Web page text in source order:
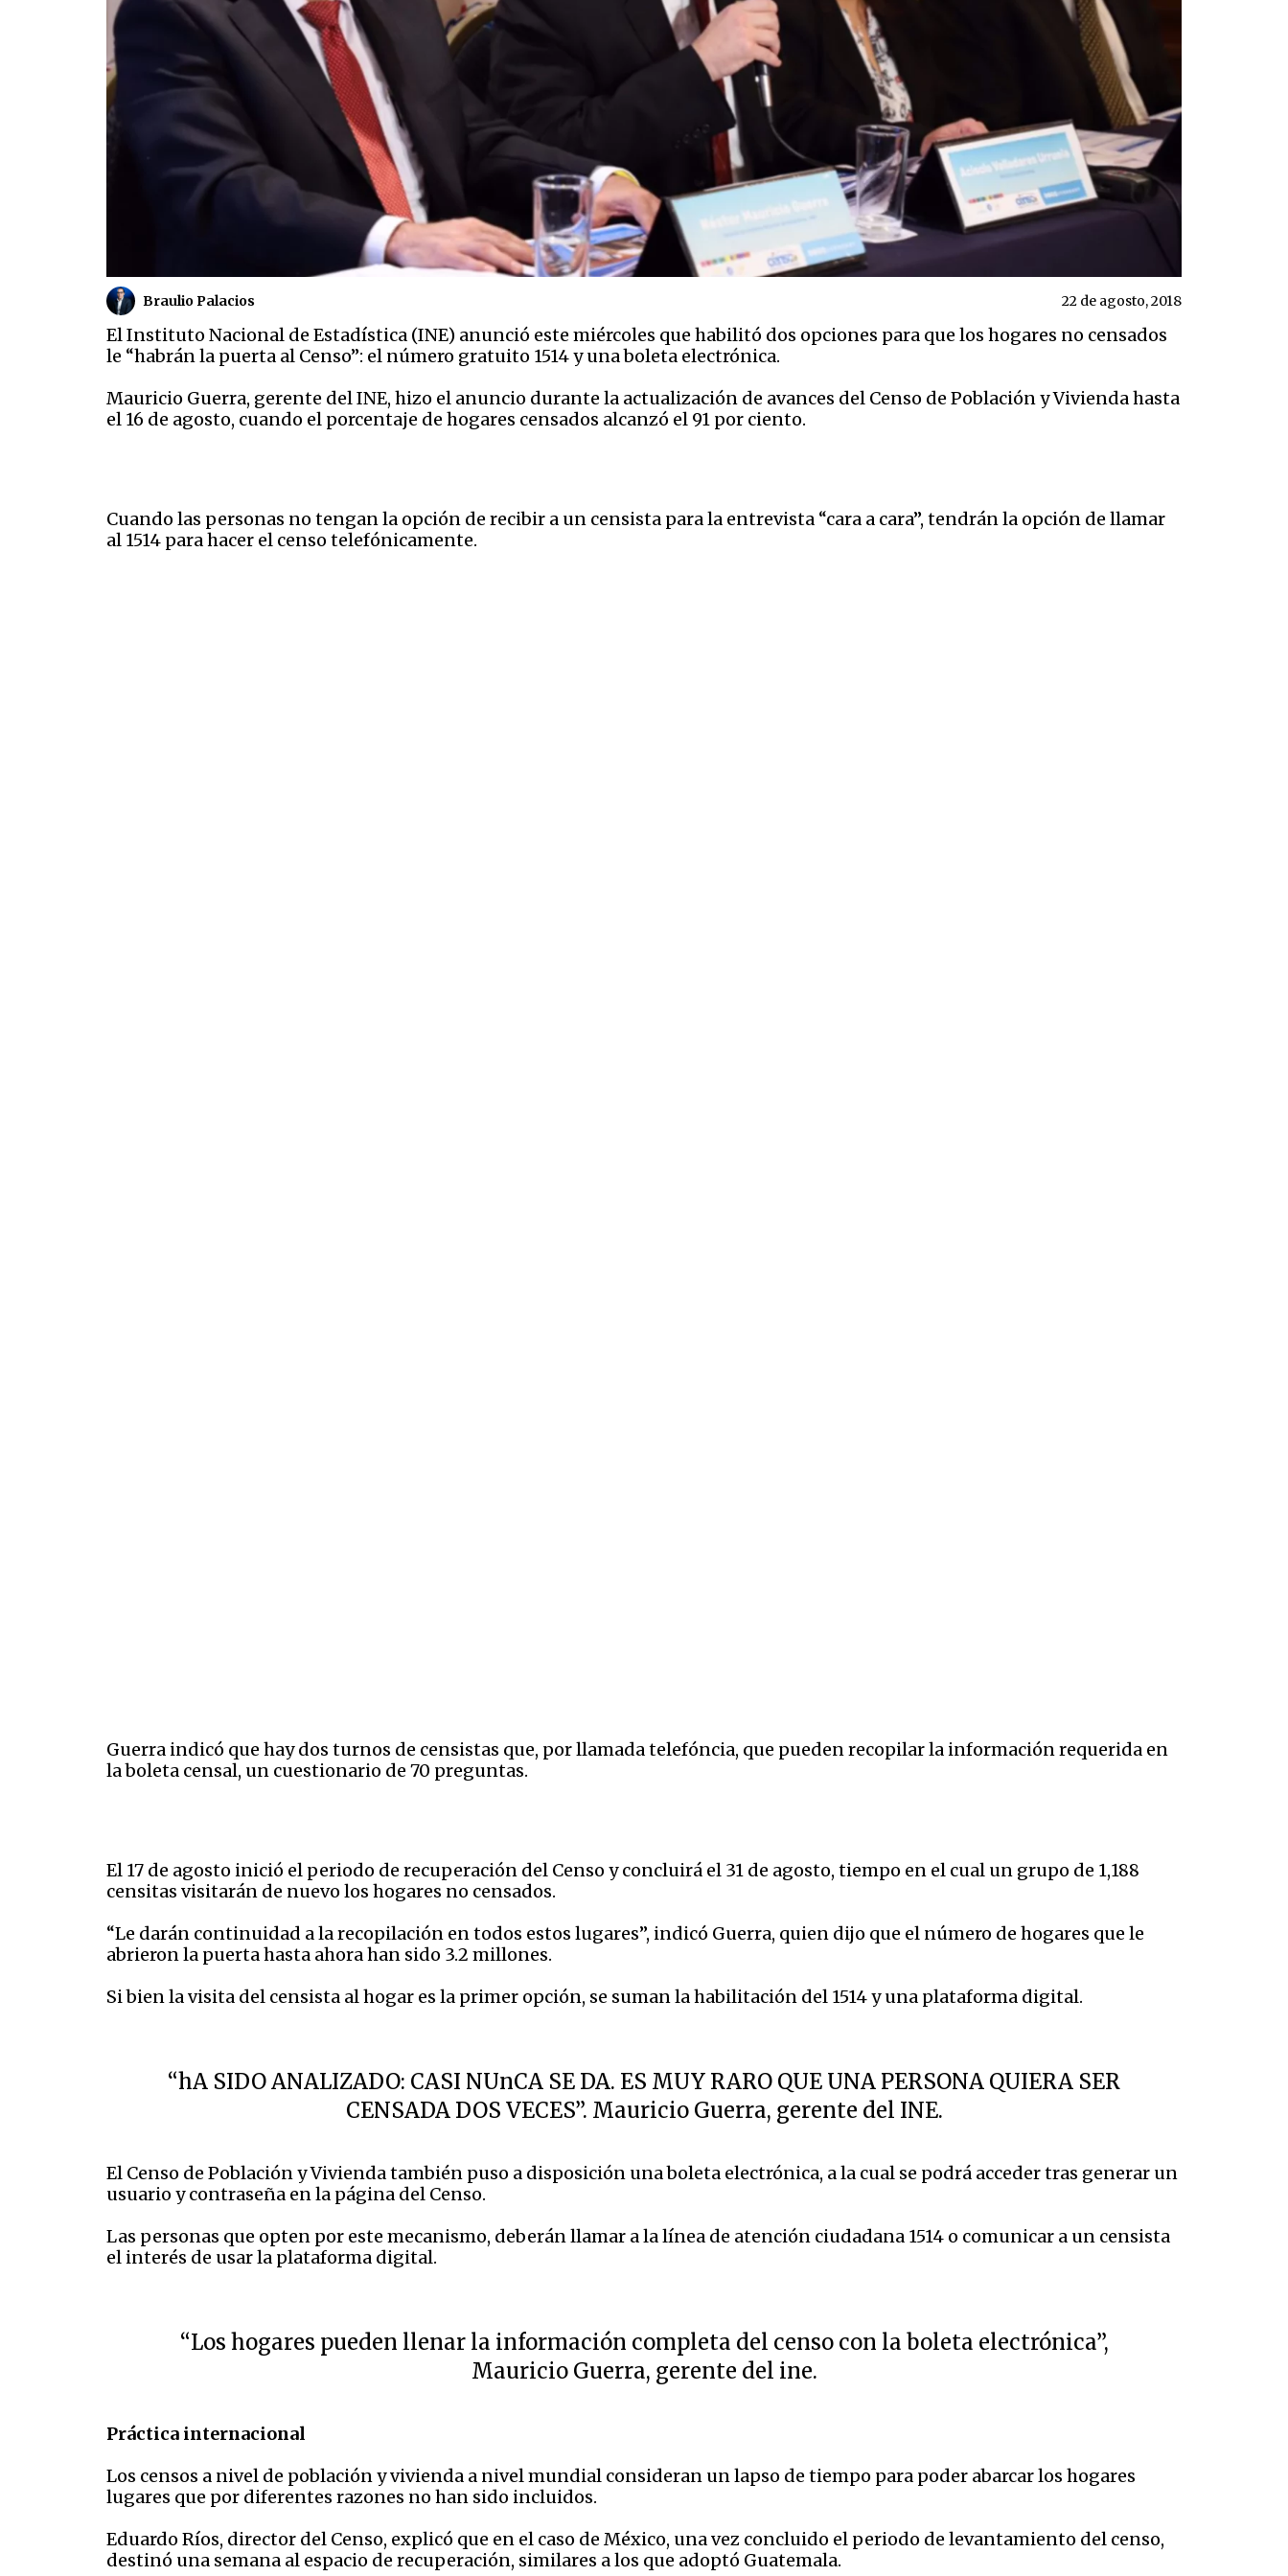
Braulio Palacios 22 de agosto, 2018
El Instituto Nacional de Estadística (INE) anunció este miércoles que habilitó dos opciones para que los hogares no censados
le “habrán la puerta al Censo”: el número gratuito 1514 y una boleta electrónica.
Mauricio Guerra, gerente del INE, hizo el anuncio durante la actualización de avances del Censo de Población y Vivienda hasta
el 16 de agosto, cuando el porcentaje de hogares censados alcanzó el 91 por ciento.
Cuando las personas no tengan la opción de recibir a un censista para la entrevista “cara a cara”, tendrán la opción de llamar
al 1514 para hacer el censo telefónicamente.
Guerra indicó que hay dos turnos de censistas que, por llamada telefóncia, que pueden recopilar la información requerida en
la boleta censal, un cuestionario de 70 preguntas.
El 17 de agosto inició el periodo de recuperación del Censo y concluirá el 31 de agosto, tiempo en el cual un grupo de 1,188
censitas visitarán de nuevo los hogares no censados.
“Le darán continuidad a la recopilación en todos estos lugares”, indicó Guerra, quien dijo que el número de hogares que le
abrieron la puerta hasta ahora han sido 3.2 millones.
Si bien la visita del censista al hogar es la primer opción, se suman la habilitación del 1514 y una plataforma digital.
“hA SIDO ANALIZADO: CASI NUnCA SE DA. ES MUY RARO QUE UNA PERSONA QUIERA SER
CENSADA DOS VECES”. Mauricio Guerra, gerente del INE.
El Censo de Población y Vivienda también puso a disposición una boleta electrónica, a la cual se podrá acceder tras generar un
usuario y contraseña en la página del Censo.
Las personas que opten por este mecanismo, deberán llamar a la línea de atención ciudadana 1514 o comunicar a un censista
el interés de usar la plataforma digital.
“Los hogares pueden llenar la información completa del censo con la boleta electrónica”,
Mauricio Guerra, gerente del ine.
Práctica internacional
Los censos a nivel de población y vivienda a nivel mundial consideran un lapso de tiempo para poder abarcar los hogares
lugares que por diferentes razones no han sido incluidos.
Eduardo Ríos, director del Censo, explicó que en el caso de México, una vez concluido el periodo de levantamiento del censo,
destinó una semana al espacio de recuperación, similares a los que adoptó Guatemala.